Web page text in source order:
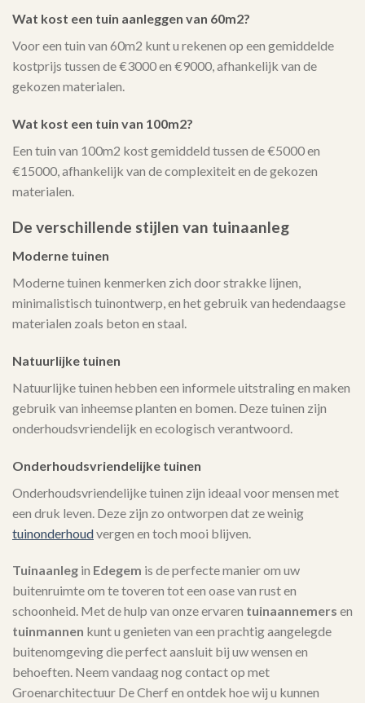
Wat kost een tuin aanleggen van 60m2?
Voor een tuin van 60m2 kunt u rekenen op een gemiddelde
kostprijs tussen de €3000 en €9000, afhankelijk van de
gekozen materialen.
Wat kost een tuin van 100m2?
Een tuin van 100m2 kost gemiddeld tussen de €5000 en
€15000, afhankelijk van de complexiteit en de gekozen
materialen.
De verschillende stijlen van tuinaanleg
Moderne tuinen
Moderne tuinen kenmerken zich door strakke lijnen,
minimalistisch tuinontwerp, en het gebruik van hedendaagse
materialen zoals beton en staal.
Natuurlijke tuinen
Natuurlijke tuinen hebben een informele uitstraling en maken
gebruik van inheemse planten en bomen. Deze tuinen zijn
onderhoudsvriendelijk en ecologisch verantwoord.
Onderhoudsvriendelijke tuinen
Onderhoudsvriendelijke tuinen zijn ideaal voor mensen met
een druk leven. Deze zijn zo ontworpen dat ze weinig
tuinonderhoudvergen en toch mooi blijven.
Tuinaanleg in Edegem is de perfecte manier om uw
buitenruimte om te toveren tot een oase van rust en
schoonheid. Met de hulp van onze ervaren tuinaannemers en
tuinmannen kunt u genieten van een prachtig aangelegde
buitenomgeving die perfect aansluit bij uw wensen en
behoeften. Neem vandaag nog contact op met
Groenarchitectuur De Cherf en ontdek hoe wij u kunnen